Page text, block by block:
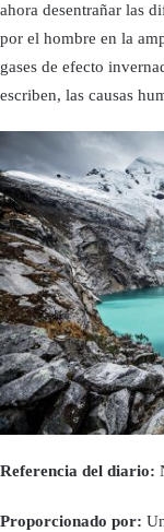
ahora desentrañar las
por el hombre en la
gases de efecto
escriben, las causas
Referencia del diario:
Proporcionado por: